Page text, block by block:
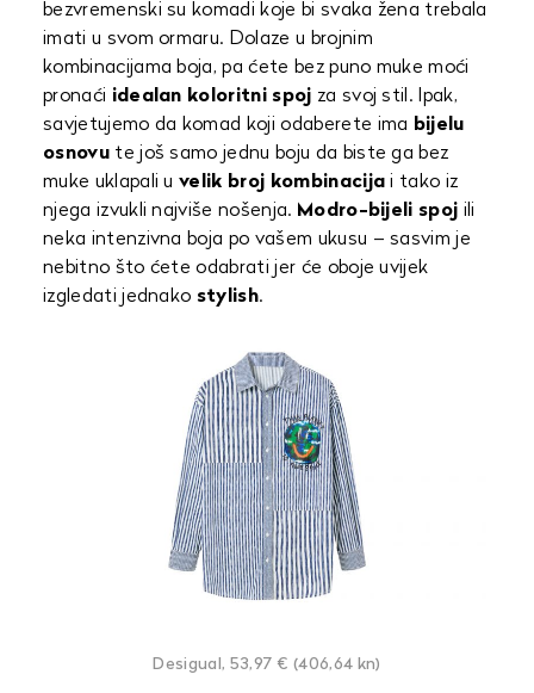
bezvremenski su komadi koje bi svaka žena trebala
imati u svom ormaru. Dolaze u brojnim
kombinacijama boja, pa ćete bez puno muke moći
pronaći idealan koloritni spoj za svoj stil. Ipak,
savjetujemo da komad koji odaberete ima bijelu
osnovute još samo jednu boju da biste ga bez
muke uklapali uvelik broj kombinacija i tako iz
njega izvukli najviše nošenja. Modro-bijeli spoj ili
neka intenzivna boja po vašem ukusu – sasvim je
nebitno što ćete odabrati jer će oboje uvijek
izgledati jednako stylish.
Desigual, 53,97 € (406,64 kn)